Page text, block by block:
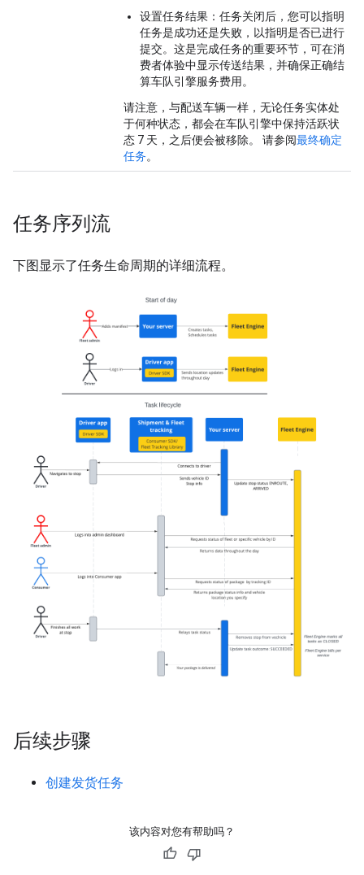
设置任务结果 ：任务关闭后，您可以指明
任务是成功还是失败，以指明是否已进行
提交。这是完成任务的重要环节，可在消
费者体验中显示传送结果，并确保正确结
算车队引擎服务费用。
请注意，与配送车辆一样，无论任务实体处
于何种状态，都会在车队引擎中保持活跃状
态 7 天，之后便会被移除。 请参阅最终确定
任务。
任务序列流
下图显示了任务生命周期的详细流程。
后续步骤
创建发货任务
该内容对您有帮助吗？